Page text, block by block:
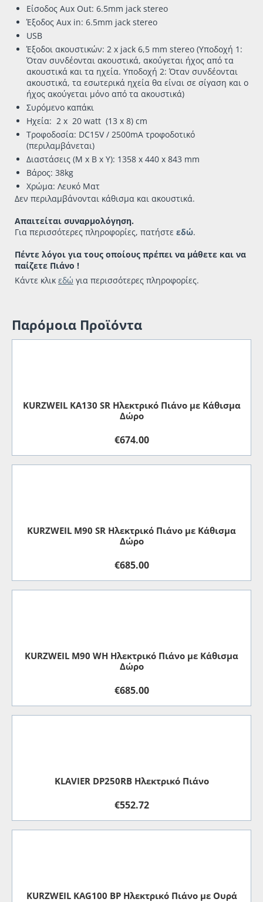
Είσοδος Aux Out: 6.5mm jack stereo
Έξοδος Aux in: 6.5mm jack stereo
USB
Έξοδοι ακουστικών: 2 x jack 6,5 mm stereo (Υποδοχή 1:
Όταν συνδέονται ακουστικά, ακούγεται ήχος από τα
ακουστικά και τα ηχεία. Υποδοχή 2: Όταν συνδέονται
ακουστικά, τα εσωτερικά ηχεία θα είναι σε σίγαση και ο
ήχος ακούγεται μόνο από τα ακουστικά)
Συρόμενο καπάκι
Ηχεία: 2 x 20 watt (13 x 8) cm
Τροφοδοσία: DC15V / 2500mA τροφοδοτικό
(περιλαμβάνεται)
Διαστάσεις (Μ x Β x Υ): 1358 x 440 x 843 mm
Βάρος: 38kg
Xρώμα: Λευκό Ματ
Δεν περιλαμβάνονται κάθισμα και ακουστικά.
Απαιτείται συναρμολόγηση.
Για περισσότερες πληροφορίες, πατήστε εδώ.
Πέντε λόγοι για τους οποίους πρέπει να μάθετε και να
παίζετε Πιάνο !
Κάντε κλικ εδώ για περισσότερες πληροφορίες.
Παρόμοια Προϊόντα
KURZWEIL KA130 SR Ηλεκτρικό Πιάνο με Κάθισμα
Δώρο
€674.00
KURZWEIL M90 SR Ηλεκτρικό Πιάνο με Κάθισμα
Δώρο
€685.00
KURZWEIL M90 WH Ηλεκτρικό Πιάνο με Κάθισμα
Δώρο
€685.00
KLAVIER DP250RB Ηλεκτρικό Πιάνο
€552.72
KURZWEIL KAG100 BP Ηλεκτρικό Πιάνο με Ουρά